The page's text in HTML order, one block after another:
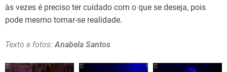
às vezes é preciso ter cuidado com o que se deseja, pois
pode mesmo tornar-se realidade.
Texto e fotos:Anabela Santos